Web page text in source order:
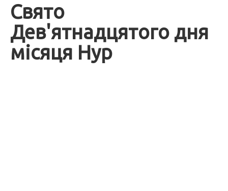
Свято
Дев'ятнадцятого дня
місяця Нур